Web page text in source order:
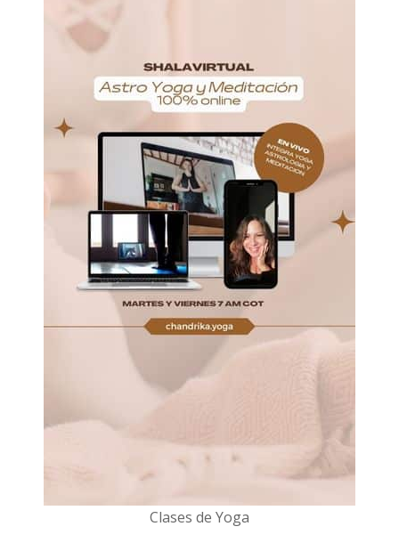
Clases de Yoga